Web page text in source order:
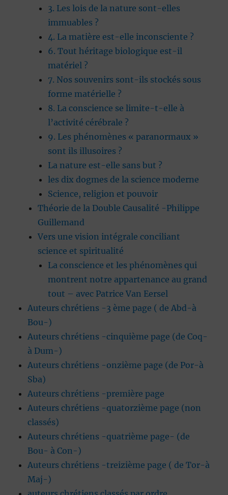
3. Les lois de la nature sont-elles
immuables ?
4. La matière est-elle inconsciente ?
6. Tout héritage biologique est-il
matériel ?
7. Nos souvenirs sont-ils stockés sous
forme matérielle ?
8. La conscience se limite-t-elle à
l’activité cérébrale ?
9. Les phénomènes « paranormaux »
sont ils illusoires ?
La nature est-elle sans but ?
les dix dogmes de la science moderne
Science, religion et pouvoir
Théorie de la Double Causalité -Philippe
Guillemand
Vers une vision intégrale conciliant
science et spiritualité
La conscience et les phénomènes qui
montrent notre appartenance au grand
tout – avec Patrice Van Eersel
Auteurs chrétiens -3 ème page ( de Abd-à
Bou-)
Auteurs chrétiens -cinquième page (de Coq-
à Dum-)
Auteurs chrétiens -onzième page (de Por-à
Sba)
Auteurs chrétiens -première page
Auteurs chrétiens -quatorzième page (non
classés)
Auteurs chrétiens -quatrième page- (de
Bou- à Con-)
Auteurs chrétiens -treizième page ( de Tor-à
Maj-)